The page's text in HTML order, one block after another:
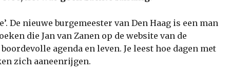
De nieuwe burgemeester van Den Haag is een man
die Jan van Zanen op de website van de
agenda en leven. Je leest hoe dagen met
zich aaneenrijgen.